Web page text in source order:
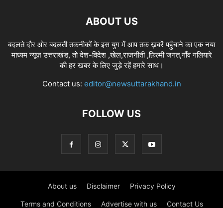
ABOUT US
बदलते दौर ओर बदलती तकनीकों के इस युग में आप तक ख़बरें पहुँचाने का एक नया
माध्यम न्यूज़ उत्तराखंड, तो देश-विदेश ,खेल,राजनीती ,फ़िल्मी जगत,गाँव गलियारे
की हर खबर के लिए जुड़े रहें हमारे साथ।
Contact us: editor@newsuttarakhand.in
FOLLOW US
About us Disclaimer Privacy Policy
Terms and Conditions Advertise with us Contact Us